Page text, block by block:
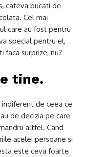
cateva bucati de
Cel mai
care au fost pentru
special pentru el,
faca surprize, nu?
tine.
de ceea ce
de decizia pe care
altfel. Cand
acelei persoane si
este ceva foarte